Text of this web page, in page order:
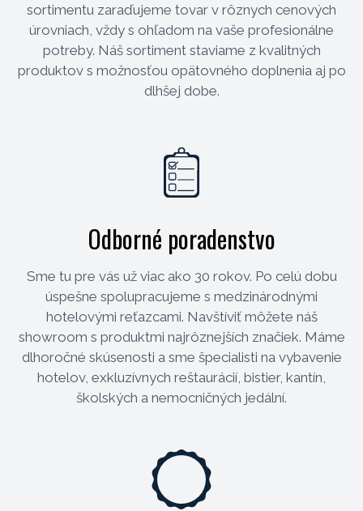
sortimentu zaraďujeme tovar v rôznych cenových
úrovniach, vždy s ohľadom na vaše profesionálne
potreby. Náš sortiment staviame z kvalitných
produktov s možnosťou opätovného doplnenia aj po
dlhšej dobe.
Odborné poradenstvo
Sme tu pre vás už viac ako 30 rokov. Po celú dobu
úspešne spolupracujeme s medzinárodnými
hotelovými reťazcami. Navštíviť môžete náš
showroom s produktmi najrôznejších značiek. Máme
dlhoročné skúsenosti a sme špecialisti na vybavenie
hotelov, exkluzívnych reštaurácií, bistier, kantín,
školských a nemocničných jedální.